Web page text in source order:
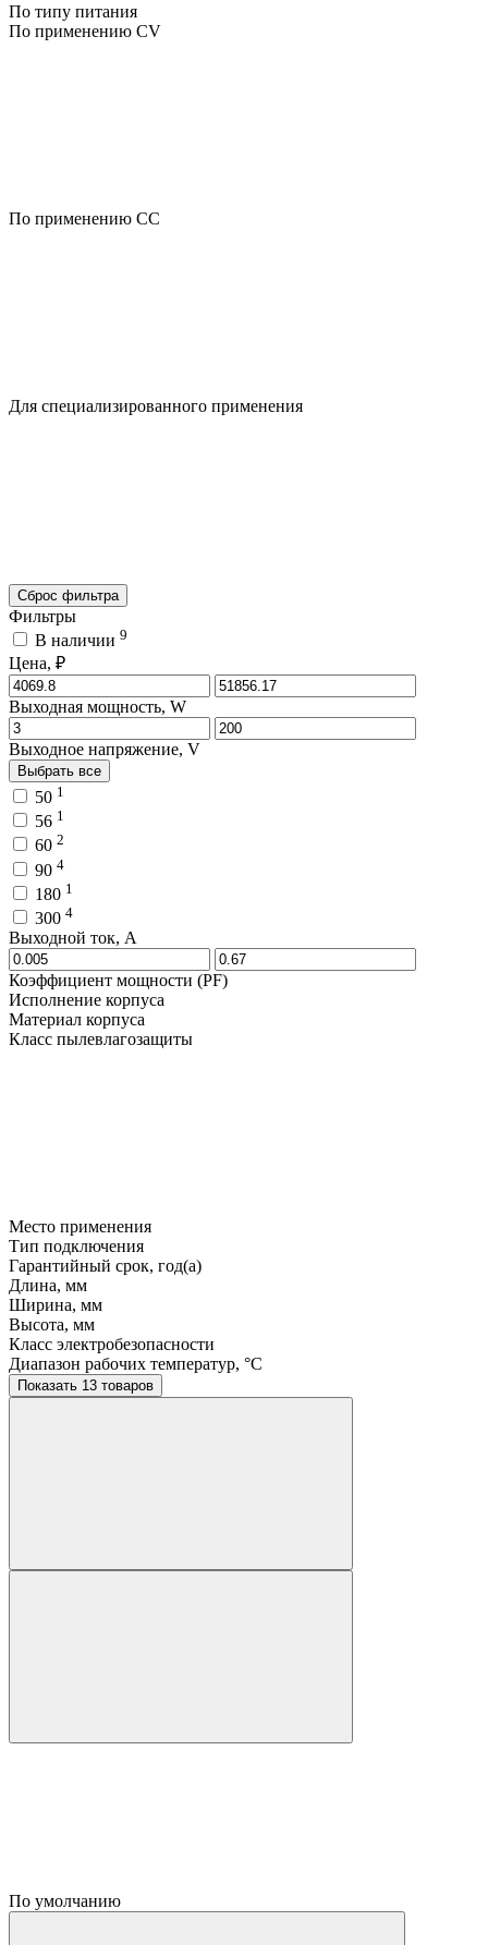
По типу питания
По применению CV
По применению CC
Для специализированного применения
Сброс фильтра
Фильтры
В наличии 9
Цена, ₽
Выходная мощность, W
Выходное напряжение, V
Выбрать все
50 1
56 1
60 2
90 4
180 1
300 4
Выходной ток, A
Коэффициент мощности (PF)
Исполнение корпуса
Материал корпуса
Класс пылевлагозащиты
Место применения
Тип подключения
Гарантийный срок, год(а)
Длина, мм
Ширина, мм
Высота, мм
Класс электробезопасности
Диапазон рабочих температур, °C
Показать 13 товаров
По умолчанию